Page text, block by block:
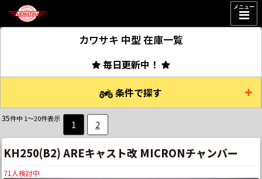
メニュー
カワサキ 中型在庫一覧
毎日更新中！
条件で探す
35件中 1～20件表示
1 2
KH250(B2) AREキャスト改 MICRONチャンバー
71 人検討中